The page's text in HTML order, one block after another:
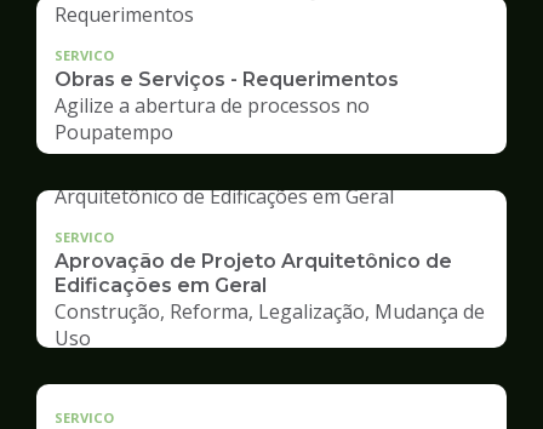
SERVICO
Obras e Serviços - Requerimentos
Agilize a abertura de processos no
Poupatempo
SERVICO
Aprovação de Projeto Arquitetônico de
Edificações em Geral
Construção, Reforma, Legalização, Mudança de
Uso
SERVICO